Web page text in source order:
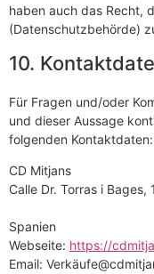
haben auch das Recht,
(Datenschutzbehörde)
10.
Für Fragen und/oder
und dieser Aussage
folgenden Kontaktdaten:
CD Mitjans
Calle Dr. Torras i Bages,
Spanien
Webseite: https://
Email: Verkäufe@